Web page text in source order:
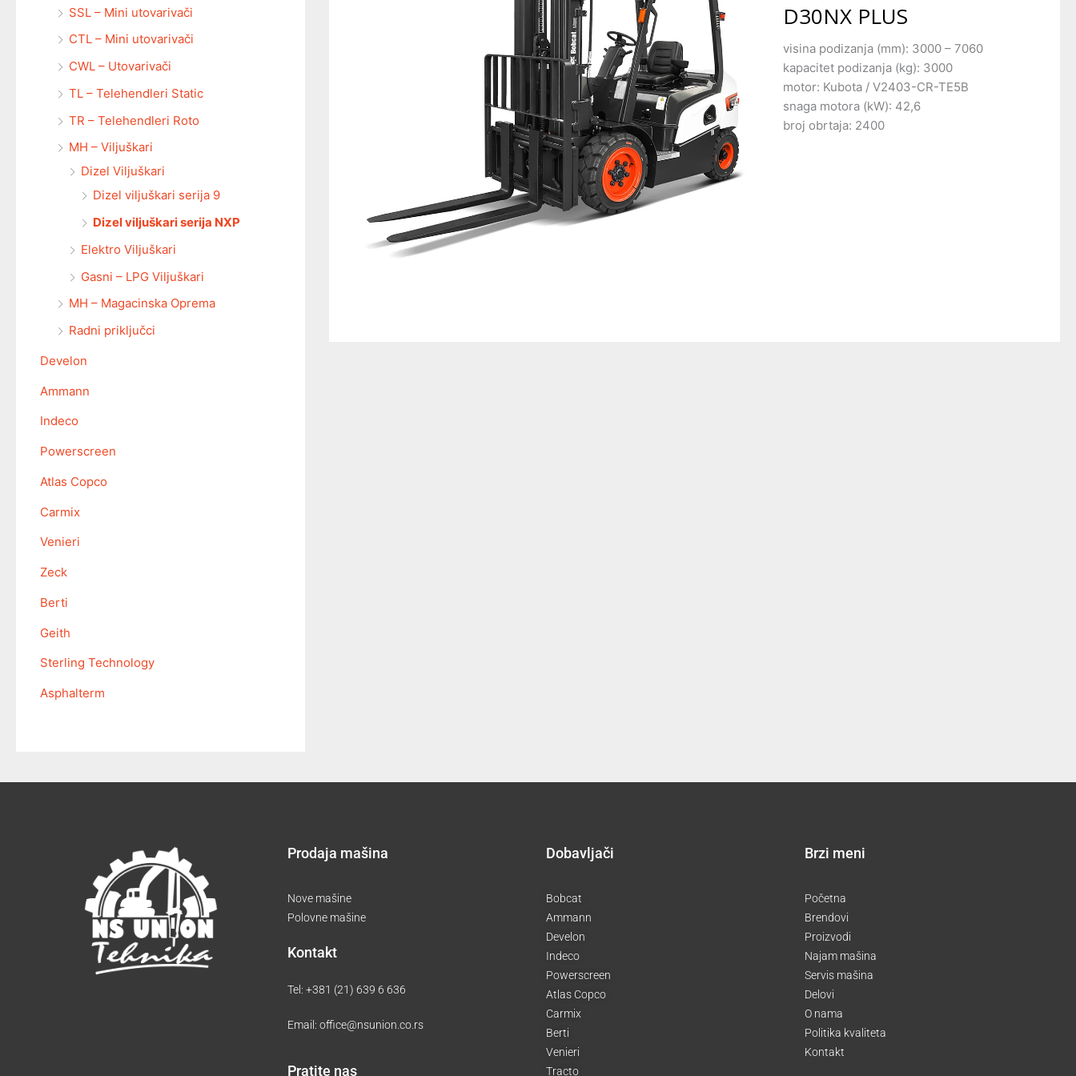
SSL – Mini utovarivači
CTL – Mini utovarivači
CWL – Utovarivači
TL – Telehendleri Static
TR – Telehendleri Roto
MH – Viljuškari
Dizel Viljuškari
Dizel viljuškari serija 9
Dizel viljuškari serija NXP
Elektro Viljuškari
Gasni – LPG Viljuškari
MH – Magacinska Oprema
Radni priključci
Develon
Ammann
Indeco
Powerscreen
Atlas Copco
Carmix
Venieri
Zeck
Berti
Geith
Sterling Technology
Asphalterm
D30NX PLUS
visina podizanja (mm): 3000 – 7060
kapacitet podizanja (kg): 3000
motor: Kubota / V2403-CR-TE5B
snaga motora (kW): 42,6
broj obrtaja: 2400
Prodaja mašina
Nove mašine
Polovne mašine
Kontakt
Tel:+381 (21) 639 6 636
Email:office@nsunion.co.rs
Pratite nas
Dobavljači
Bobcat
Ammann
Develon
Indeco
Powerscreen
Atlas Copco
Carmix
Berti
Venieri
Tracto
Brzi meni
Početna
Brendovi
Proizvodi
Najam mašina
Servis mašina
Delovi
O nama
Politika kvaliteta
Kontakt